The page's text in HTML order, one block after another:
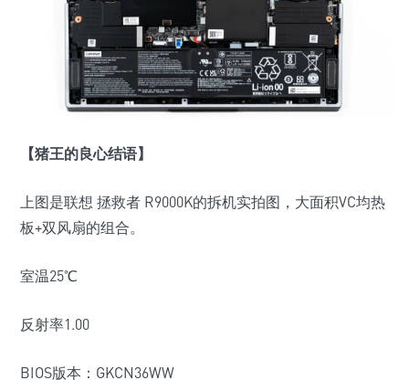
【猪王的良心结语】
上图是联想 拯救者 R9000K的拆机实拍图，大面积VC均热
板+双风扇的组合。
室温25℃
反射率1.00
BIOS版本：GKCN36WW